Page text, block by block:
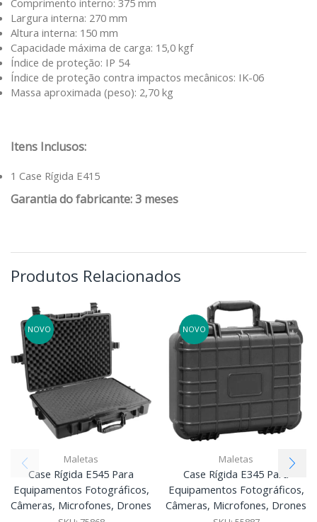
Comprimento interno: 375 mm
Largura interna: 270 mm
Altura interna: 150 mm
Capacidade máxima de carga: 15,0 kgf
Índice de proteção: IP 54
Índice de proteção contra impactos mecânicos: IK-06
Massa aproximada (peso): 2,70 kg
Itens Inclusos:
1 Case Rígida E415
Garantia do fabricante: 3 meses
Produtos Relacionados
NOVO
Maletas
Case Rígida E545 Para
Equipamentos Fotográficos,
Câmeras, Microfones, Drones
NOVO
Maletas
Case Rígida E345 Para
Equipamentos Fotográficos,
Câmeras, Microfones, Drones